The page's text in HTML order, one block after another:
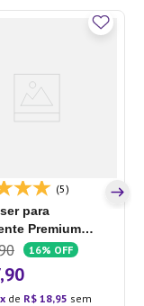
(5)
para
Premium
- Ou
16% OFF
,90
de R$ 18,95 sem